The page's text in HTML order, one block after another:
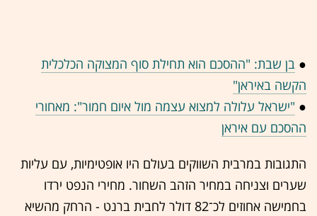
● בן שבת: "ההסכם הוא תחילת סוף המצוקה הכלכלית
הקשה באיראן"
● "ישראל עלולה למצוא עצמה מול איום חמור": מאחורי
ההסכם עם איראן
התגובות במרבית השווקים בעולם היו אופטימיות, עם עליות
שערים וצניחה במחיר הזהב השחור. מחירי הנפט ירדו
בחמישה אחוזים לכ־82 דולר לחבית ברנט - הרחק מהשיא